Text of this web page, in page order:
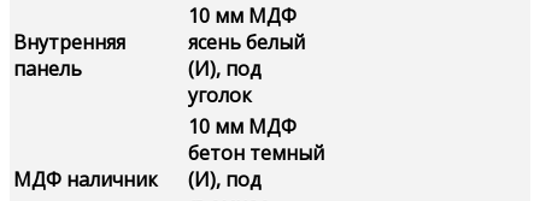
Внутренняя
панель
10 мм МДФ
ясень белый
(И), под
уголок
МДФ наличник
10 мм МДФ
бетон темный
(И), под